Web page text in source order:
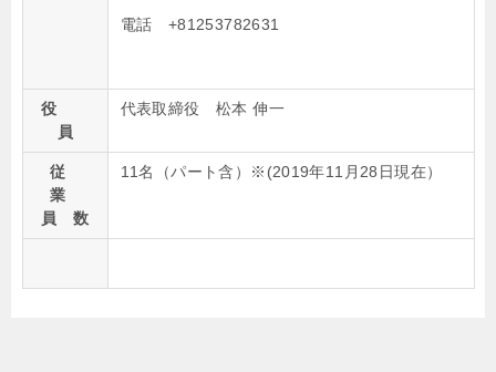
電話 +81253782631
役
員
代表取締役 松本 伸一
従
業
員 数
11名（パート含）※(2019年11月28日現在）